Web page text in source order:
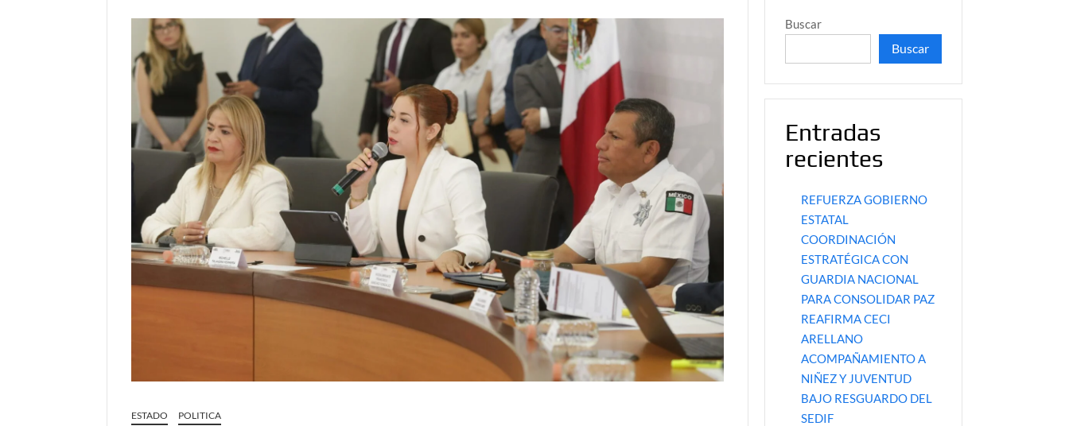
ESTADO POLITICA
Buscar
Buscar
Entradas
recientes
REFUERZA GOBIERNO
ESTATAL
COORDINACIÓN
ESTRATÉGICA CON
GUARDIA NACIONAL
PARA CONSOLIDAR PAZ
REAFIRMA CECI
ARELLANO
ACOMPAÑAMIENTO A
NIÑEZ Y JUVENTUD
BAJO RESGUARDO DEL
SEDIF